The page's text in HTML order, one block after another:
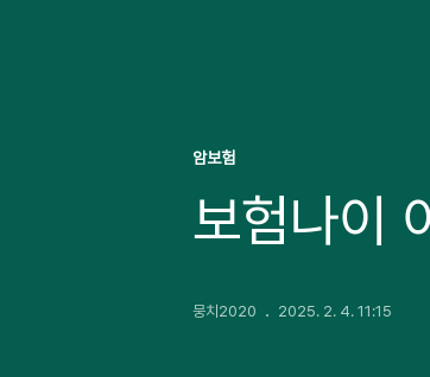
암보험
보험나이
뭉치2020 2025. 2. 4. 11:15